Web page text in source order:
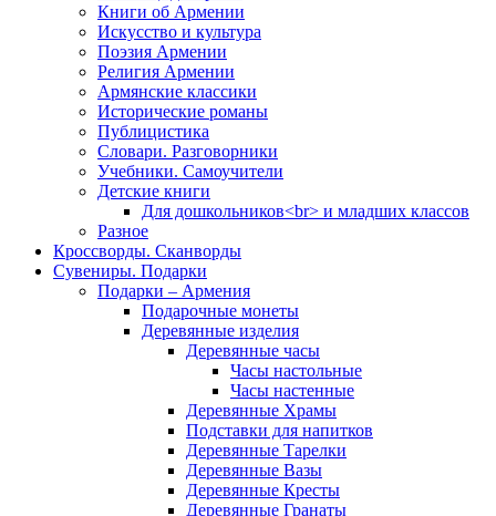
Книги об Армении
Иcкусство и культура
Поэзия Армении
Религия Армении
Армянские классики
Исторические романы
Публицистика
Словари. Разговорники
Учебники. Самоучители
Детские книги
Для дошкольников<br> и младших классов
Разное
Кроссворды. Сканворды
Сувениры. Подарки
Подарки – Армения
Подарочные монеты
Деревянные изделия
Деревянные часы
Часы настольные
Часы настенные
Деревянные Храмы
Подставки для напитков
Деревянные Тарелки
Деревянные Вазы
Деревянные Кресты
Деревянные Гранаты